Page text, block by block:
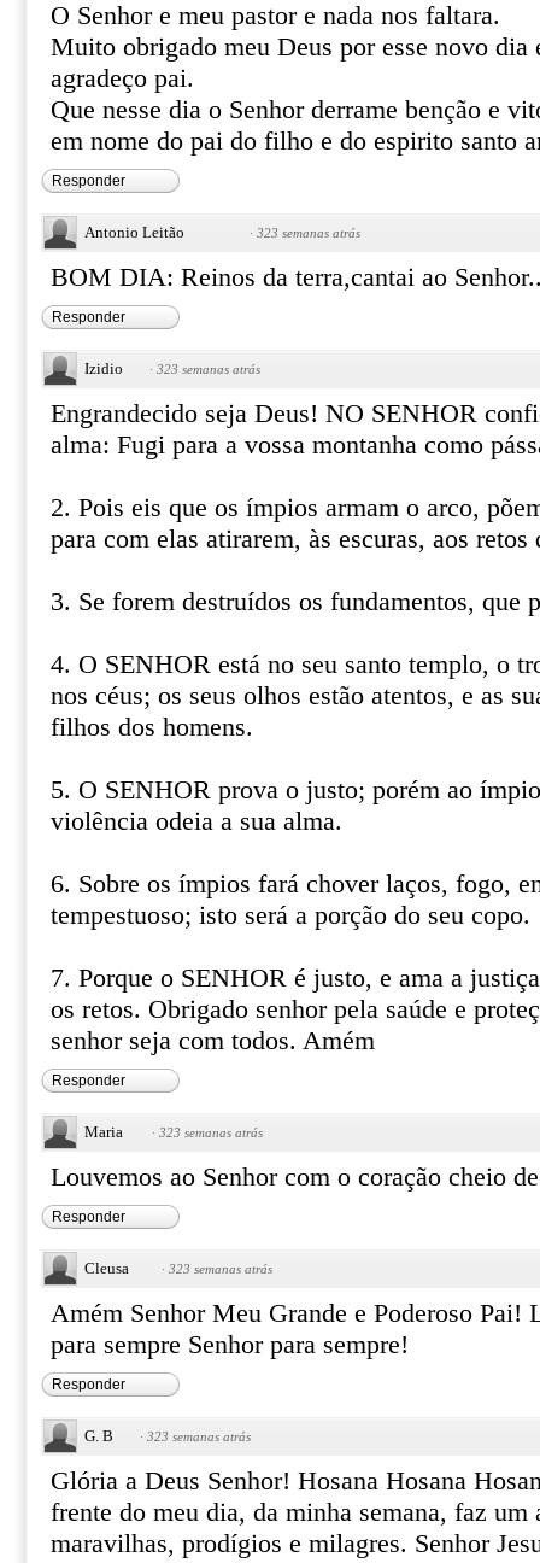
O Senhor e meu pastor e nada nos faltara.
Muito obrigado meu Deus por esse novo dia
agradeço pai.
Que nesse dia o Senhor derrame benção e
em nome do pai do filho e do espirito santo
Responder
Antonio Leitão · 323 semanas atrás
BOM DIA: Reinos da terra,cantai ao
Responder
Izidio · 323 semanas atrás
Engrandecido seja Deus! NO SENHOR
alma: Fugi para a vossa montanha como
2. Pois eis que os ímpios armam o arco,
para com elas atirarem, às escuras, aos retos
3. Se forem destruídos os fundamentos, que
4. O SENHOR está no seu santo templo, o
nos céus; os seus olhos estão atentos, e as
filhos dos homens.
5. O SENHOR prova o justo; porém ao
violência odeia a sua alma.
6. Sobre os ímpios fará chover laços, fogo,
tempestuoso; isto será a porção do seu copo.
7. Porque o SENHOR é justo, e ama a
os retos. Obrigado senhor pela saúde e
senhor seja com todos. Amém
Responder
Maria · 323 semanas atrás
Louvemos ao Senhor com o coração cheio
Responder
Cleusa · 323 semanas atrás
Amém Senhor Meu Grande e Poderoso Pai!
para sempre Senhor para sempre!
Responder
G. B · 323 semanas atrás
Glória a Deus Senhor! Hosana Hosana
frente do meu dia, da minha semana, faz um
maravilhas, prodígios e milagres. Senhor